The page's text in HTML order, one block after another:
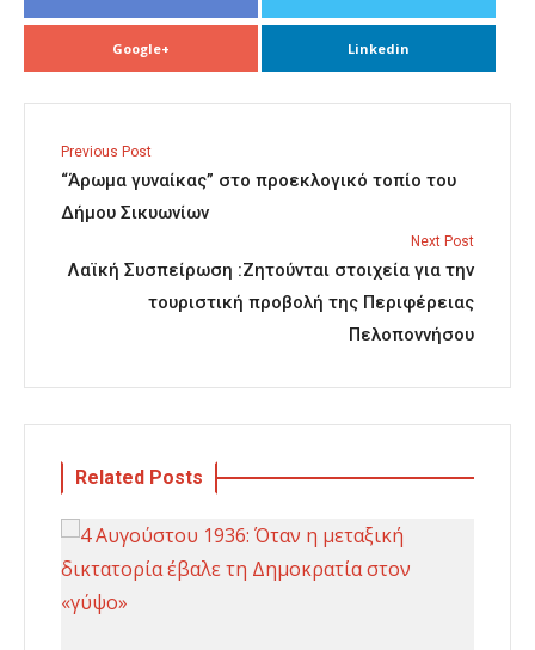
Google+ Linkedin
Previous Post
“Άρωμα γυναίκας” στο προεκλογικό τοπίο του
Δήμου Σικυωνίων
Next Post
Λαϊκή Συσπείρωση :Ζητούνται στοιχεία για την
τουριστική προβολή της Περιφέρειας
Πελοποννήσου
Related Posts